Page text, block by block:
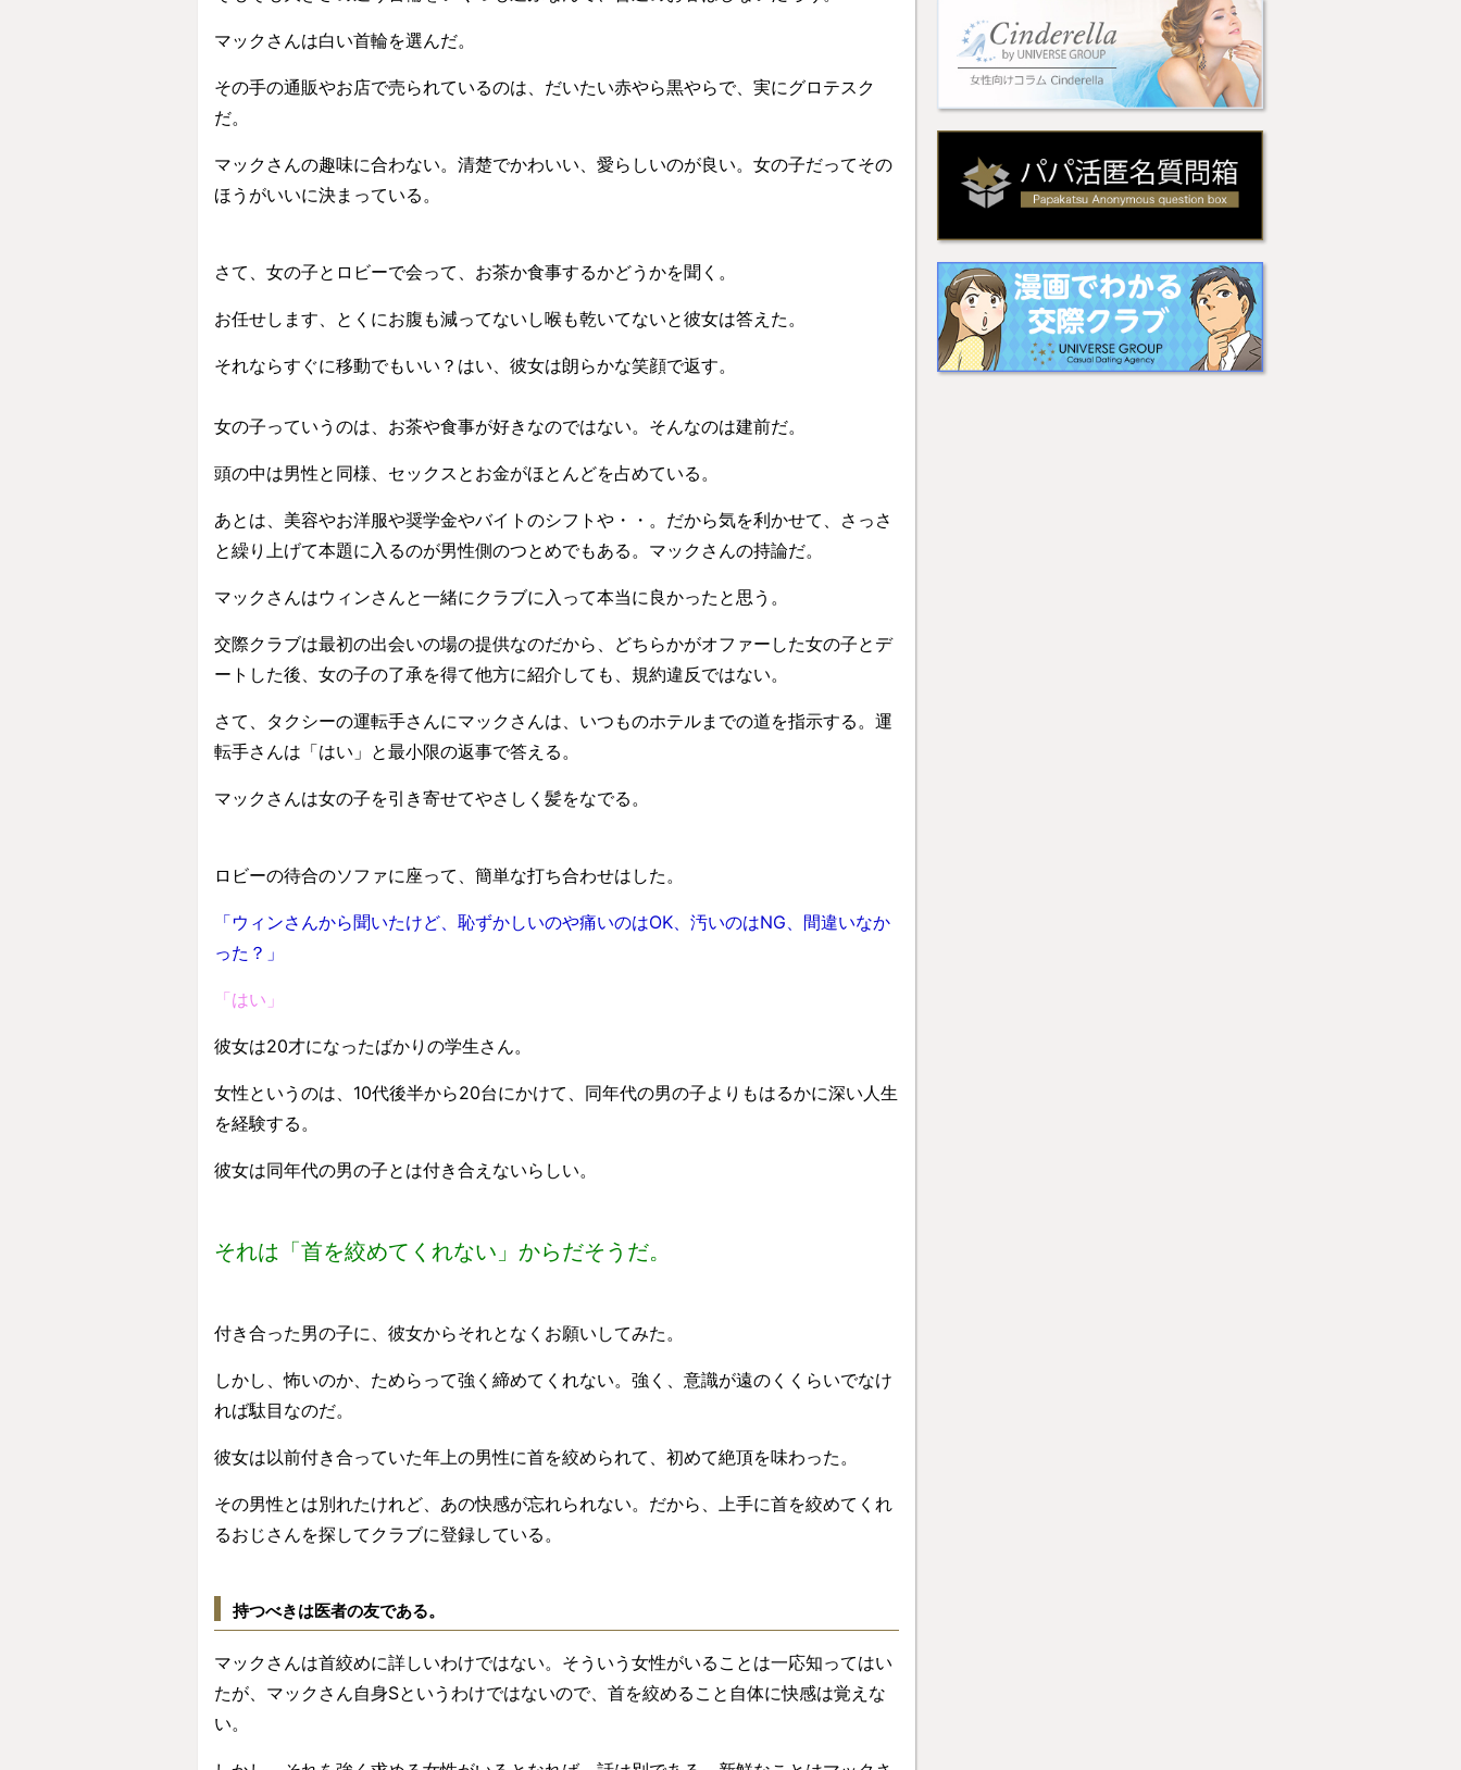
マックさんは白い首輪を選んだ。
その手の通販やお店で売られているのは、だいたい赤やら黒やらで、実にグロテスク
だ。
マックさんの趣味に合わない。清楚でかわいい、愛らしいのが良い。女の子だってその
ほうがいいに決まっている。
さて、女の子とロビーで会って、お茶か食事するかどうかを聞く。
お任せします、とくにお腹も減ってないし喉も乾いてないと彼女は答えた。
それならすぐに移動でもいい？はい、彼女は朗らかな笑顔で返す。
女の子っていうのは、お茶や食事が好きなのではない。そんなのは建前だ。
頭の中は男性と同様、セックスとお金がほとんどを占めている。
あとは、美容やお洋服や奨学金やバイトのシフトや・・。だから気を利かせて、さっさ
と繰り上げて本題に入るのが男性側のつとめでもある。マックさんの持論だ。
マックさんはウィンさんと一緒にクラブに入って本当に良かったと思う。
交際クラブは最初の出会いの場の提供なのだから、どちらかがオファーした女の子とデ
ートした後、女の子の了承を得て他方に紹介しても、規約違反ではない。
さて、タクシーの運転手さんにマックさんは、いつものホテルまでの道を指示する。運
転手さんは「はい」と最小限の返事で答える。
マックさんは女の子を引き寄せてやさしく髪をなでる。
ロビーの待合のソファに座って、簡単な打ち合わせはした。
「ウィンさんから聞いたけど、恥ずかしいのや痛いのはOK、汚いのはNG、間違いなか
った？」
「はい」
彼女は20才になったばかりの学生さん。
女性というのは、10代後半から20台にかけて、同年代の男の子よりもはるかに深い人生
を経験する。
彼女は同年代の男の子とは付き合えないらしい。
それは「首を絞めてくれない」からだそうだ。
付き合った男の子に、彼女からそれとなくお願いしてみた。
しかし、怖いのか、ためらって強く締めてくれない。強く、意識が遠のくくらいでなけ
れば駄目なのだ。
彼女は以前付き合っていた年上の男性に首を絞められて、初めて絶頂を味わった。
その男性とは別れたけれど、あの快感が忘れられない。だから、上手に首を絞めてくれ
るおじさんを探してクラブに登録している。
持つべきは医者の友である。
マックさんは首絞めに詳しいわけではない。そういう女性がいることは一応知ってはい
たが、マックさん自身Sというわけではないので、首を絞めること自体に快感は覚えな
い。